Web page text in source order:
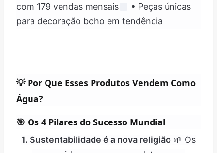
com 179 vendas mensais
• Peças únicas
para decoração boho em tendência
💡 Por Que Esses Produtos Vendem Como
Água?
🎯 Os 4 Pilares do Sucesso Mundial
1. Sustentabilidade é a nova religião 🌱 Os